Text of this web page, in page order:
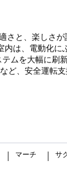
と、楽しさ
は、電動化に
ムを大幅に刷
、安全運転
マーチ サ